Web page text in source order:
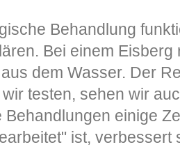
Behandlung
Bei einem Eisberg
dem Wasser. Der
testen, sehen wir
Behandlungen einige
ist, verbessert